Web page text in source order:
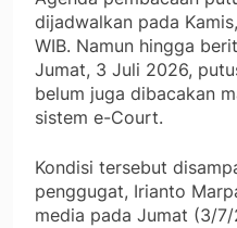
dijadwalkan pada
WIB. Namun hingga
Jumat, 3 Juli 2026,
belum juga dibacakan
sistem e-Court.
Kondisi tersebut
penggugat, Irianto
media pada Jumat (3/